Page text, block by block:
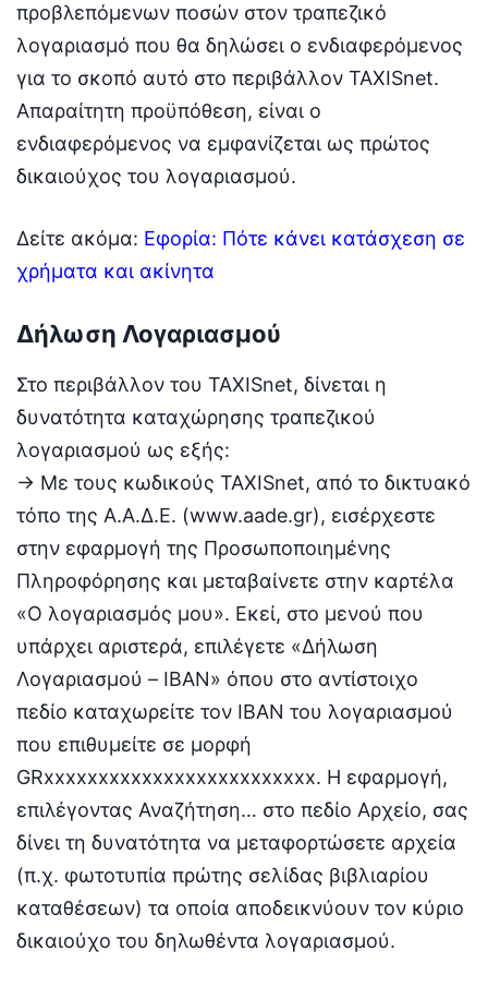
προβλεπόμενων ποσών στον τραπεζικό
λογαριασμό που θα δηλώσει ο ενδιαφερόμενος
για το σκοπό αυτό στο περιβάλλον TAXISnet.
Απαραίτητη προϋπόθεση, είναι ο
ενδιαφερόμενος να εμφανίζεται ως πρώτος
δικαιούχος του λογαριασμού.
Δείτε ακόμα: Εφορία: Πότε κάνει κατάσχεση σε
χρήματα και ακίνητα
Δήλωση Λογαριασμού
Στο περιβάλλον του TAXISnet, δίνεται η
δυνατότητα καταχώρησης τραπεζικού
λογαριασμού ως εξής:
→ Με τους κωδικούς TAXISnet, από το δικτυακό
τόπο της Α.Α.Δ.Ε. (www.aade.gr), εισέρχεστε
στην εφαρμογή της Προσωποποιημένης
Πληροφόρησης και μεταβαίνετε στην καρτέλα
«Ο λογαριασμός μου». Εκεί, στο μενού που
υπάρχει αριστερά, επιλέγετε «Δήλωση
Λογαριασμού – IBAN» όπου στο αντίστοιχο
πεδίο καταχωρείτε τον IBAN του λογαριασμού
που επιθυμείτε σε μορφή
GRxxxxxxxxxxxxxxxxxxxxxxxxx. Η εφαρμογή,
επιλέγοντας Αναζήτηση… στο πεδίο Αρχείο, σας
δίνει τη δυνατότητα να μεταφορτώσετε αρχεία
(π.χ. φωτοτυπία πρώτης σελίδας βιβλιαρίου
καταθέσεων) τα οποία αποδεικνύουν τον κύριο
δικαιούχο του δηλωθέντα λογαριασμού.